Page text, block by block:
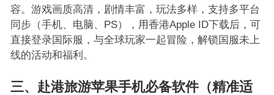
容。游戏画质高清，剧情丰富，玩法多样，支持多平台
同步（手机、电脑、PS），用香港Apple ID下载后，可
直接登录国际服，与全球玩家一起冒险，解锁国服未上
线的活动和福利。
三、赴港旅游苹果手机必备软件（精准适